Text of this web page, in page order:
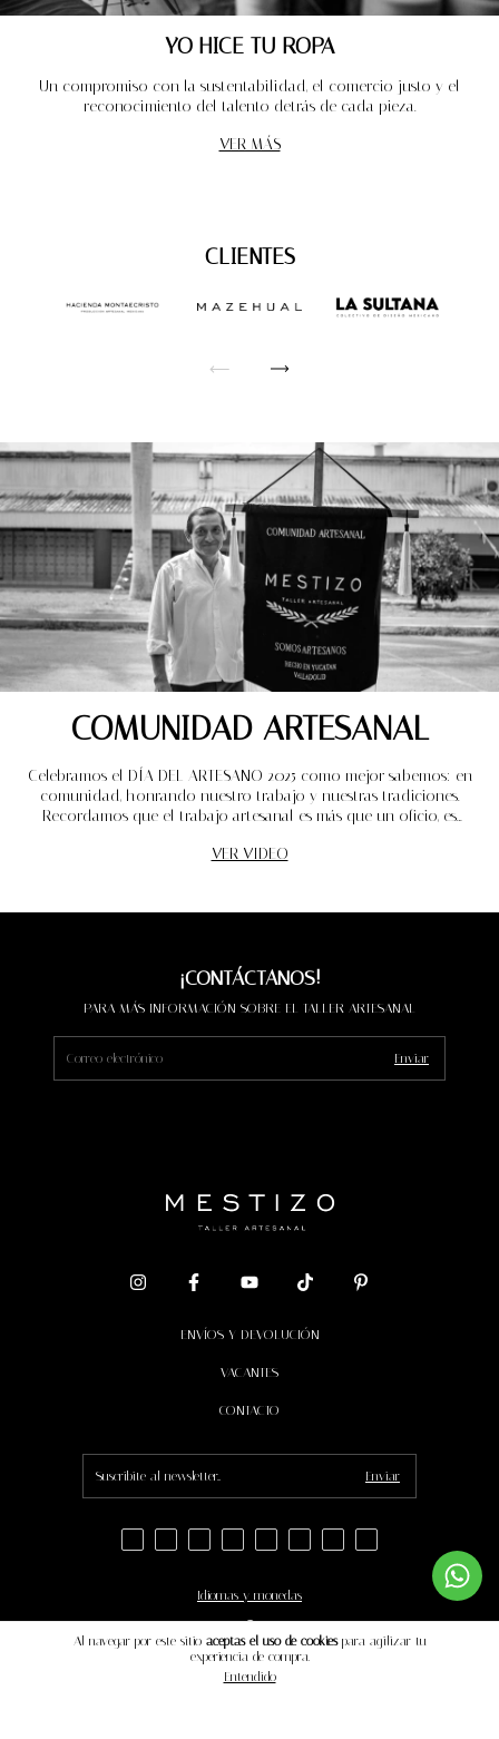
Al navegar por este sitio aceptas el uso de cookiespara agilizar tu
experiencia de compra.
Entendido
YO HICE TU ROPA
Un compromiso con la sustentabilidad, el comercio justo y el
reconocimiento del talento detrás de cada pieza.
VER MÁS
CLIENTES
COMUNIDAD ARTESANAL
Celebramos el DÍA DEL ARTESANO 2025 como mejor sabemos: en
comunidad, honrando nuestro trabajo y nuestras tradiciones.
Recordamos que el trabajo artesanal es más que un oficio, es
VER VIDEO
¡CONTÁCTANOS!
PARA MÁS INFORMACIÓN SOBRE EL TALLER ARTESANAL
ENVÍOS Y DEVOLUCIÓN
VACANTES
CONTACTO
Idiomas y monedas
Copyright MESTIZO - 2026. Todos los derechos reservados.